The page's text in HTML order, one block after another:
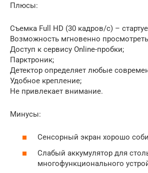
Плюсы:
Съемка Full HD (30 кадров/с) –
Возможность мгновенно
Доступ к сервису Online-пробки;
Парктроник;
Детектор определяет любые
Удобное крепление;
Не привлекает внимание.
Минусы:
Сенсорный экран хорошо
Слабый аккумулятор для
многофункционального